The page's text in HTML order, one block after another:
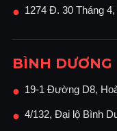
● 1274 Đ. 30 Tháng
BÌNH DƯƠNG
● 19-1 Đường D8,
● 4/132, Đại lộ Bình